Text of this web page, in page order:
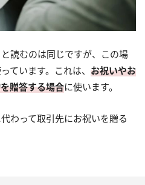
読むのは同じですが、この場
ています。これは、 お祝いやお
贈答する場合に使います。
わって取引先にお祝いを贈る